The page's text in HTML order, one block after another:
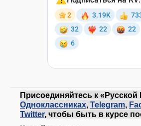
Присоединяйтесь к «Русской
Одноклассниках, Telegram,
Twitter, чтобы быть в курсе